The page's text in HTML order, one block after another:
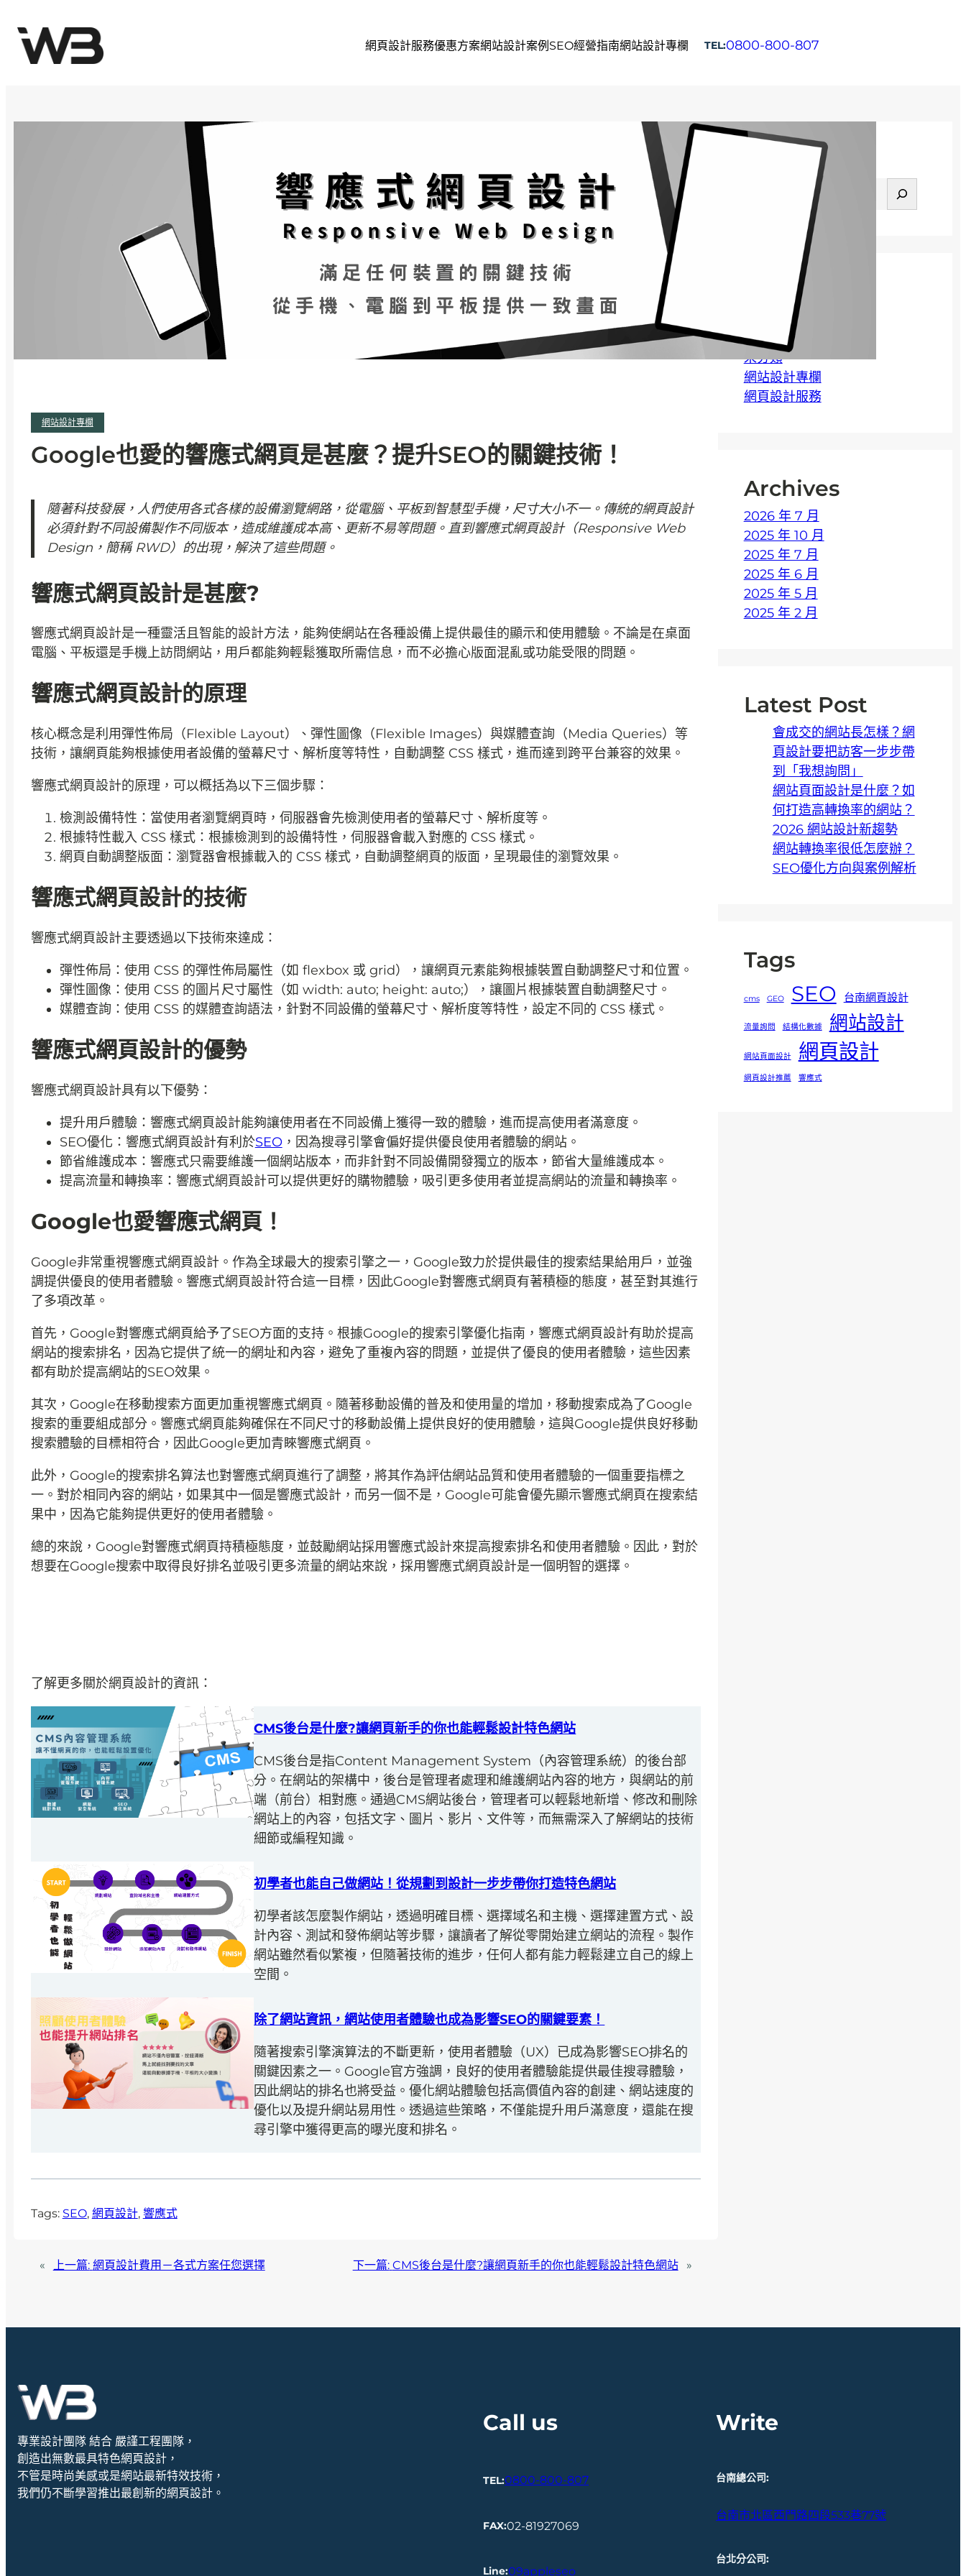
至
網頁設計服務優惠方案網站設計案例 SEO經營指南網站設計專欄 TEL:0800-800-807
網站設計專欄
Google也愛的響應式網頁是甚麼？提升SEO的關鍵技術！
隨著科技發展，人們使用各式各樣的設備瀏覽網路，從電腦、平板到智慧型手機，尺寸大小不一。傳統的網頁設計
必須針對不同設備製作不同版本，造成維護成本高、更新不易等問題。直到響應式網頁設計（Responsive Web
Design，簡稱 RWD）的出現，解決了這些問題。
響應式網頁設計是甚麼?
響應式網頁設計是一種靈活且智能的設計方法，能夠使網站在各種設備上提供最佳的顯示和使用體驗。不論是在桌面
電腦、平板還是手機上訪問網站，用戶都能夠輕鬆獲取所需信息，而不必擔心版面混亂或功能受限的問題。
響應式網頁設計的原理
核心概念是利用彈性佈局（Flexible Layout）、彈性圖像（Flexible Images）與媒體查詢（Media Queries）等
技術，讓網頁能夠根據使用者設備的螢幕尺寸、解析度等特性，自動調整 CSS 樣式，進而達到跨平台兼容的效果。
響應式網頁設計的原理，可以概括為以下三個步驟：
檢測設備特性：當使用者瀏覽網頁時，伺服器會先檢測使用者的螢幕尺寸、解析度等。
根據特性載入 CSS 樣式：根據檢測到的設備特性，伺服器會載入對應的 CSS 樣式。
網頁自動調整版面：瀏覽器會根據載入的 CSS 樣式，自動調整網頁的版面，呈現最佳的瀏覽效果。
響應式網頁設計的技術
響應式網頁設計主要透過以下技術來達成：
彈性佈局：使用 CSS 的彈性佈局屬性（如 flexbox 或 grid），讓網頁元素能夠根據裝置自動調整尺寸和位置。
彈性圖像：使用 CSS 的圖片尺寸屬性（如 width: auto; height: auto;），讓圖片根據裝置自動調整尺寸。
媒體查詢：使用 CSS 的媒體查詢語法，針對不同設備的螢幕尺寸、解析度等特性，設定不同的 CSS 樣式。
響應式網頁設計的優勢
響應式網頁設計具有以下優勢：
提升用戶體驗：響應式網頁設計能夠讓使用者在不同設備上獲得一致的體驗，進而提高使用者滿意度。
SEO優化：響應式網頁設計有利於SEO，因為搜尋引擎會偏好提供優良使用者體驗的網站。
節省維護成本：響應式只需要維護一個網站版本，而非針對不同設備開發獨立的版本，節省大量維護成本。
提高流量和轉換率：響應式網頁設計可以提供更好的購物體驗，吸引更多使用者並提高網站的流量和轉換率。
Google也愛響應式網頁！
Google非常重視響應式網頁設計。作為全球最大的搜索引擎之一，Google致力於提供最佳的搜索結果給用戶，並強
調提供優良的使用者體驗。響應式網頁設計符合這一目標，因此Google對響應式網頁有著積極的態度，甚至對其進行
了多項改革。
首先，Google對響應式網頁給予了SEO方面的支持。根據Google的搜索引擎優化指南，響應式網頁設計有助於提高
網站的搜索排名，因為它提供了統一的網址和內容，避免了重複內容的問題，並提供了優良的使用者體驗，這些因素
都有助於提高網站的SEO效果。
其次，Google在移動搜索方面更加重視響應式網頁。隨著移動設備的普及和使用量的增加，移動搜索成為了Google
搜索的重要組成部分。響應式網頁能夠確保在不同尺寸的移動設備上提供良好的使用體驗，這與Google提供良好移動
搜索體驗的目標相符合，因此Google更加青睞響應式網頁。
此外，Google的搜索排名算法也對響應式網頁進行了調整，將其作為評估網站品質和使用者體驗的一個重要指標之
一。對於相同內容的網站，如果其中一個是響應式設計，而另一個不是，Google可能會優先顯示響應式網頁在搜索結
果中，因為它能夠提供更好的使用者體驗。
總的來說，Google對響應式網頁持積極態度，並鼓勵網站採用響應式設計來提高搜索排名和使用者體驗。因此，對於
想要在Google搜索中取得良好排名並吸引更多流量的網站來說，採用響應式網頁設計是一個明智的選擇。
了解更多關於網頁設計的資訊：
CMS後台是什麼?讓網頁新手的你也能輕鬆設計特色網站
CMS後台是指Content Management System（內容管理系統）的後台部
分。在網站的架構中，後台是管理者處理和維護網站內容的地方，與網站的前
端（前台）相對應。通過CMS網站後台，管理者可以輕鬆地新增、修改和刪除
網站上的內容，包括文字、圖片、影片、文件等，而無需深入了解網站的技術
細節或編程知識。
初學者也能自己做網站！從規劃到設計一步步帶你打造特色網站
初學者該怎麼製作網站，透過明確目標、選擇域名和主機、選擇建置方式、設
計內容、測試和發佈網站等步驟，讓讀者了解從零開始建立網站的流程。製作
網站雖然看似繁複，但隨著技術的進步，任何人都有能力輕鬆建立自己的線上
空間。
除了網站資訊，網站使用者體驗也成為影響SEO的關鍵要素！
隨著搜索引擎演算法的不斷更新，使用者體驗（UX）已成為影響SEO排名的
關鍵因素之一。Google官方強調，良好的使用者體驗能提供最佳搜尋體驗，
因此網站的排名也將受益。優化網站體驗包括高價值內容的創建、網站速度的
優化以及提升網站易用性。透過這些策略，不僅能提升用戶滿意度，還能在搜
尋引擎中獲得更高的曝光度和排名。
Tags: SEO, 網頁設計, 響應式
« 上一篇: 網頁設計費用－各式方案任您選擇 下一篇: CMS後台是什麼?讓網頁新手的你也能輕鬆設計特色網站 »
Search
Categories
SEO經營指南
優惠方案
未分類
網站設計專欄
網頁設計服務
Archives
2026 年 7 月
2025 年 10 月
2025 年 7 月
2025 年 6 月
2025 年 5 月
2025 年 2 月
Latest Post
會成交的網站長怎樣？網
頁設計要把訪客一步步帶
到「我想詢問」
網站頁面設計是什麼？如
何打造高轉換率的網站？
2026 網站設計新趨勢
網站轉換率很低怎麼辦？
SEO優化方向與案例解析
Tags
cms GEO SEO 台南網頁設計
流量詢問 結構化數據 網站設計
網站頁面設計 網頁設計
網頁設計推薦 響應式
專業設計團隊 結合 嚴謹工程團隊，
創造出無數最具特色網頁設計，
不管是時尚美感或是網站最新特效技術，
我們仍不斷學習推出最創新的網頁設計。
Call us
TEL:0800-800-807
FAX:02-81927069
Line:09appleseo
Write
台南總公司:
台南市北區西門路四段533巷77號
台北分公司: